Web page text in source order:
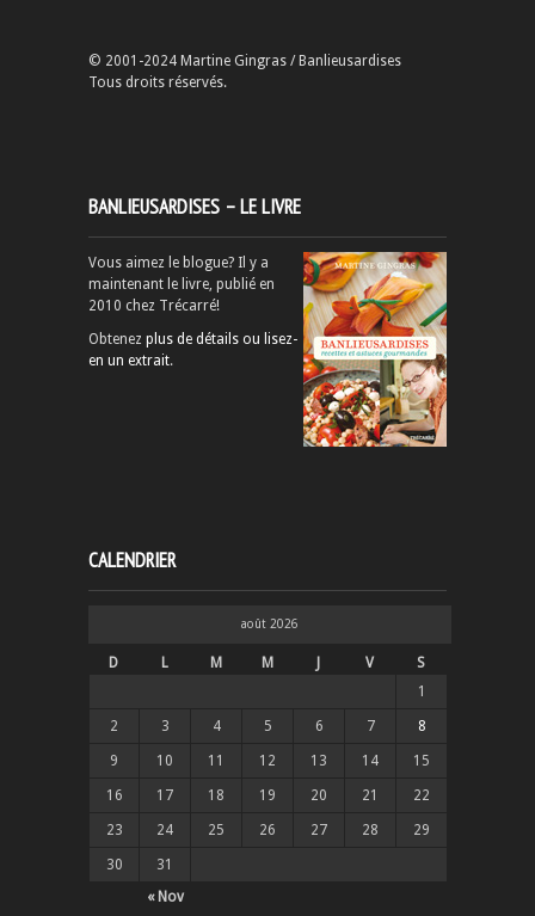
© 2001-2024 Martine Gingras / Banlieusardises
Tous droits réservés.
BANLIEUSARDISES – LE LIVRE
Vous aimez le blogue? Il y a
maintenant le livre, publié en
2010 chez Trécarré!
Obtenez plus de détails ou lisez-
en un extrait.
CALENDRIER
août 2026
D L M M J V S
« Nov
1
2 3 4 5 6 7 8
9 10 11 12 13 14 15
16 17 18 19 20 21 22
23 24 25 26 27 28 29
30 31